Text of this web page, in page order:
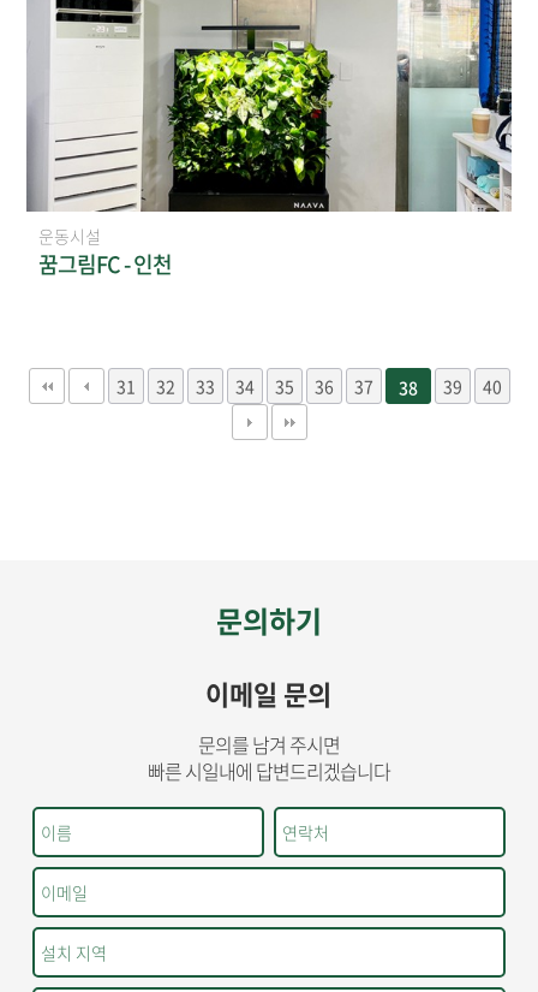
운동시설
꿈그림FC - 인천
31 32 33 34 35 36 37 38 39 40
문의하기
이메일 문의
문의를 남겨 주시면
빠른 시일내에 답변드리겠습니다